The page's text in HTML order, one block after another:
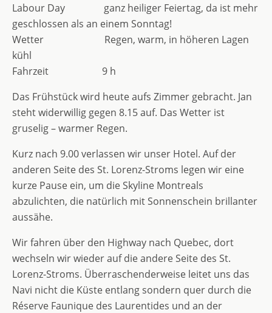
Labour Day ganz heiliger Feiertag, da ist mehr
geschlossen als an einem Sonntag!
Wetter Regen, warm, in höheren Lagen
kühl
Fahrzeit 9 h
Das Frühstück wird heute aufs Zimmer gebracht. Jan
steht widerwillig gegen 8.15 auf. Das Wetter ist
gruselig – warmer Regen.
Kurz nach 9.00 verlassen wir unser Hotel. Auf der
anderen Seite des St. Lorenz-Stroms legen wir eine
kurze Pause ein, um die Skyline Montreals
abzulichten, die natürlich mit Sonnenschein brillanter
aussähe.
Wir fahren über den Highway nach Quebec, dort
wechseln wir wieder auf die andere Seite des St.
Lorenz-Stroms. Überraschenderweise leitet uns das
Navi nicht die Küste entlang sondern quer durch die
Réserve Faunique des Laurentides und an der